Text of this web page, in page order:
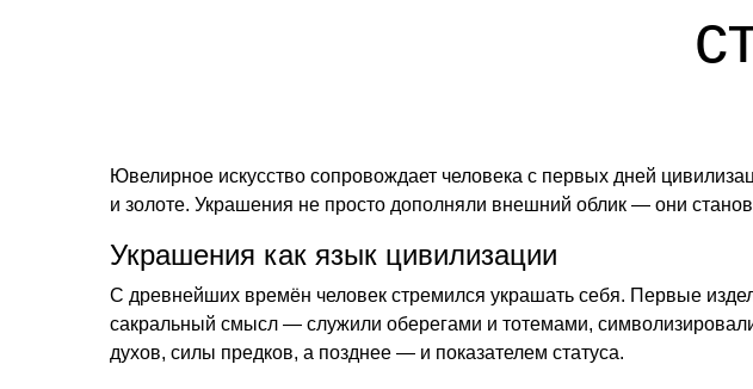
Ювелирное искусство сопровождает человека с первых дней
и золоте. Украшения не просто дополняли внешний облик — они
Украшения как язык цивилизации
С древнейших времён человек стремился украшать себя. Первые
сакральный смысл — служили оберегами и тотемами,
духов, силы предков, а позднее — и показателем статуса.